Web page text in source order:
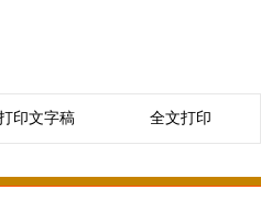
印文字稿 全文打印